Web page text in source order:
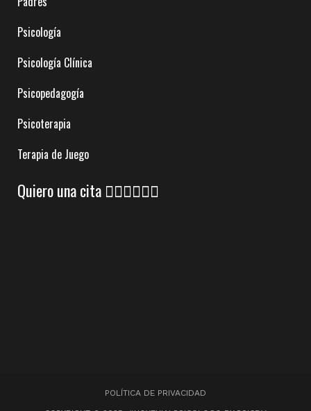
Psicología
Psicología Clínica
Psicopedagogía
Psicoterapia
Terapia de Juego
Quiero una cita 👇🏼👇🏼👇🏼
POLÍTICA DE PRIVACIDAD